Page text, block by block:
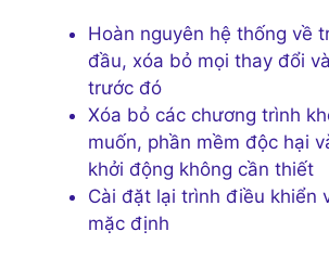
Hoàn nguyên hệ thống về
đầu, xóa bỏ mọi thay đổi
trước đó
Xóa bỏ các chương trình
muốn, phần mềm độc hại
khởi động không cần thiết
Cài đặt lại trình điều khiển
mặc định